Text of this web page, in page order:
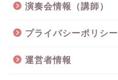
演奏会情報（講師）
プライバシーポリシー
運営者情報